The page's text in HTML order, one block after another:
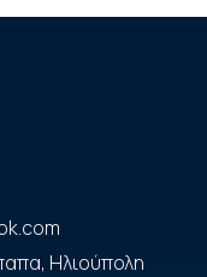
Ηλιούπολη